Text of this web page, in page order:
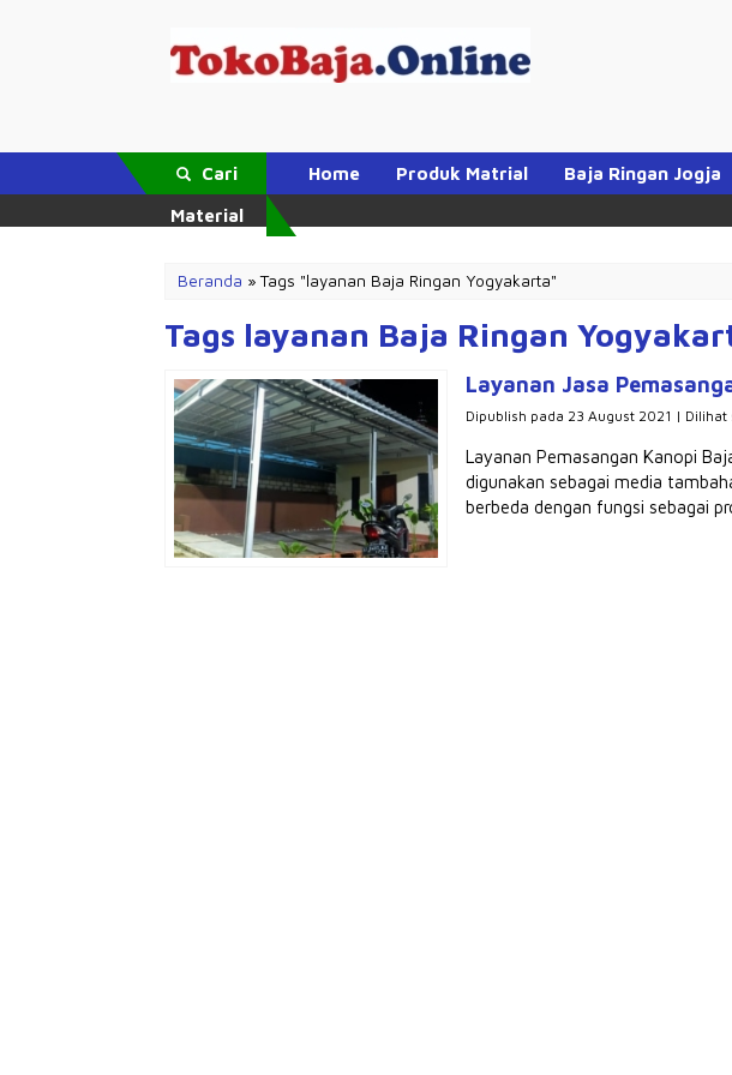
Cari
Material
Home Produk Matrial Baja Ringan Jogja
Beranda »Tags "layanan Baja Ringan Yogyakarta"
Tags layanan Baja Ringan
Layanan Jasa
Dipublish pada 23 August 2021 |
Layanan Pemasangan Kanopi
digunakan sebagai media
berbeda dengan fungsi sebagai